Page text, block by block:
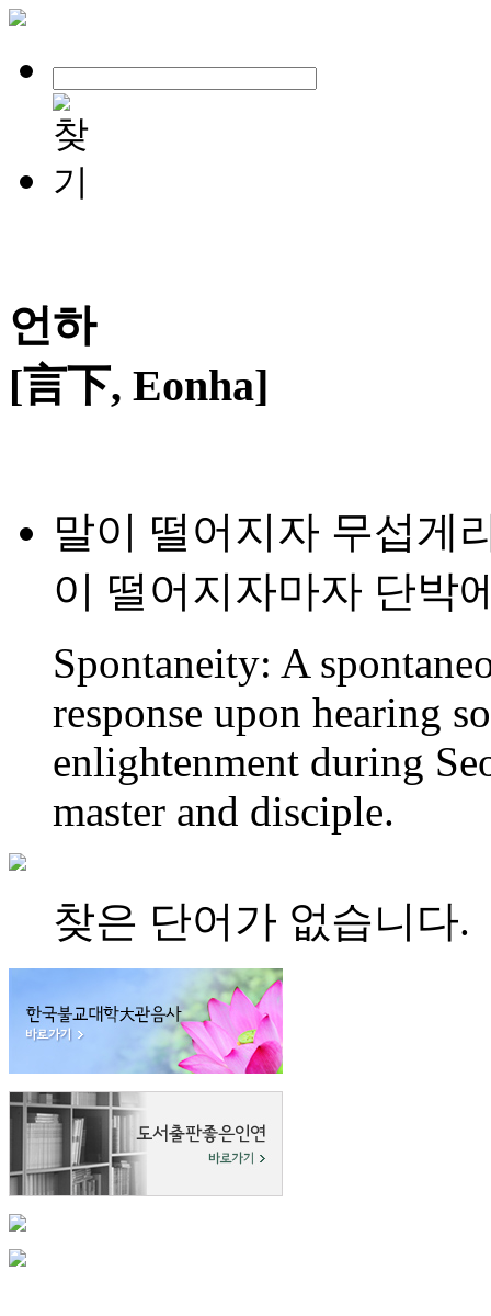
언하
[言下, Eonha]
말이 떨어지자 무섭게
이 떨어지자마자 단박
Spontaneity: A
response upon hearing
enlightenment during
master and disciple.
찾은 단어가 없습니다.